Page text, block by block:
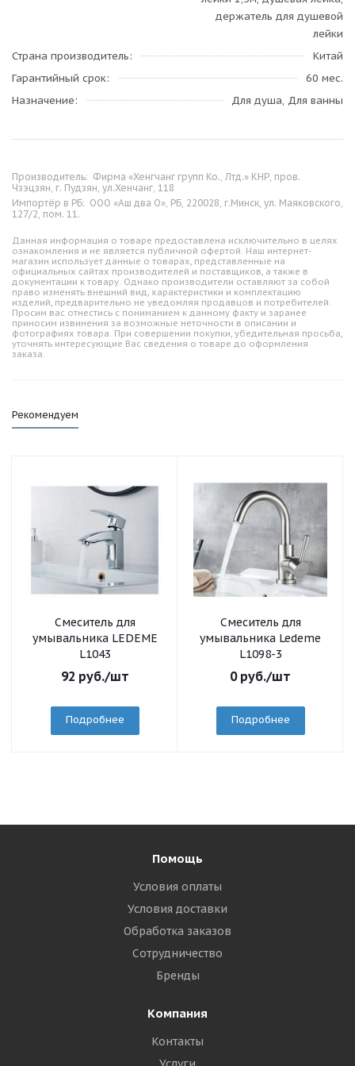
держатель для душевой
лейки
Страна производитель
Китай
Гарантийный срок
60 мес.
Назначение
Для душа, Для ванны
Производитель: Фирма «Хенгчанг групп Ко., Лтд.» КНР, пров.
Чзэцзян, г. Пудзян, ул.Хенчанг, 118
Импортёр в РБ: ООО «Аш два О», РБ, 220028, г.Минск, ул. Маяковского,
127/2, пом. 11.
Данная информация о товаре предоставлена исключительно в целях
ознакомления и не является публичной офертой. Наш интернет-
магазин использует данные о товарах, представленные на
официальных сайтах производителей и поставщиков, а также в
документации к товару. Однако производители оставляют за собой
право изменять внешний вид, характеристики и комплектацию
изделий, предварительно не уведомляя продавцов и потребителей.
Просим вас отнестись с пониманием к данному факту и заранее
приносим извинения за возможные неточности в описании и
фотографиях товара. При совершении покупки, убедительная просьба,
уточнять интересующие Вас сведения о товаре до оформления
заказа.
Рекомендуем
Смеситель для
умывальника LEDEME
L1043
92 руб./шт
Подробнее
Смеситель для
умывальника Ledeme
L1098-3
0руб./шт
Подробнее
Помощь
Условия оплаты
Условия доставки
Обработка заказов
Сотрудничество
Бренды
Компания
Контакты